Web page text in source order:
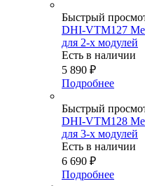
Быстрый
DHI-VTM127
для 2-х модулей
Есть в наличии
5 890 ₽
Подробнее
Быстрый
DHI-VTM128
для 3-х модулей
Есть в наличии
6 690 ₽
Подробнее